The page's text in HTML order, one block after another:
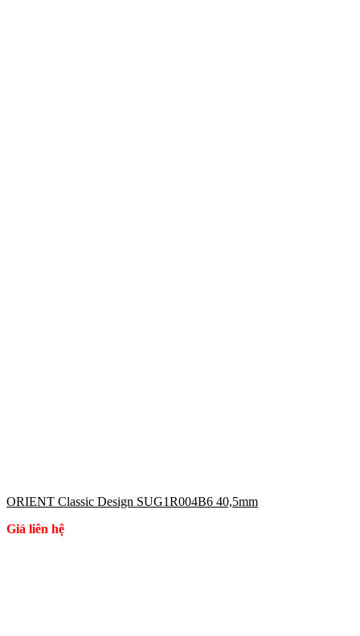
ORIENT Classic Design SUG1R004B6 40,5mm
Giá liên hệ